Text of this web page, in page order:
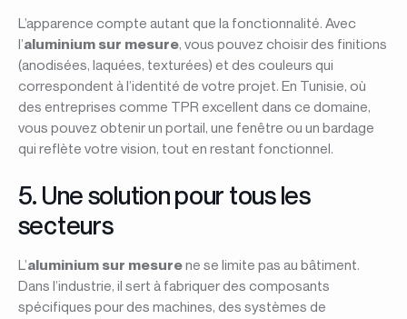
L’apparence compte autant que la fonctionnalité. Avec
l’aluminium sur mesure, vous pouvez choisir des finitions
(anodisées, laquées, texturées) et des couleurs qui
correspondent à l’identité de votre projet. En Tunisie, où
des entreprises comme TPR excellent dans ce domaine,
vous pouvez obtenir un portail, une fenêtre ou un bardage
qui reflète votre vision, tout en restant fonctionnel.
5. Une solution pour tous les
secteurs
L’aluminium sur mesurene se limite pas au bâtiment.
Dans l’industrie, il sert à fabriquer des composants
spécifiques pour des machines, des systèmes de